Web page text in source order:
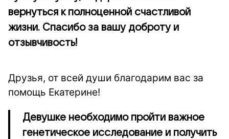
вернуться к полноценной счастливой
жизни. Спасибо за вашу доброту и
отзывчивость!
Друзья, от всей души благодарим вас за
помощь Екатерине!
Девушке необходимо пройти важное
генетическое исследование и получить